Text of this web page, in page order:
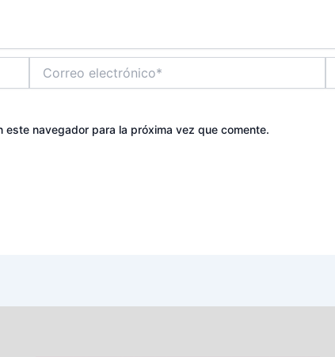
electrónico*
navegador para la próxima vez que comente.